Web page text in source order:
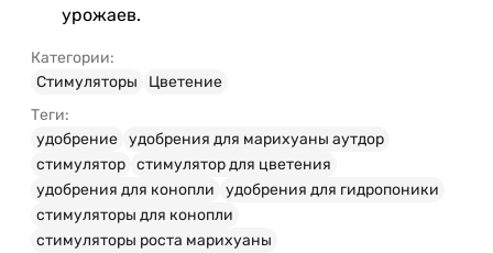
урожаев.
Категории:
Стимуляторы
Цветение
Теги:
удобрение удобрения для марихуаны аутдор
стимулятор стимулятор для цветения
удобрения для конопли
удобрения для гидропоники
стимуляторы для конопли
стимуляторы роста марихуаны